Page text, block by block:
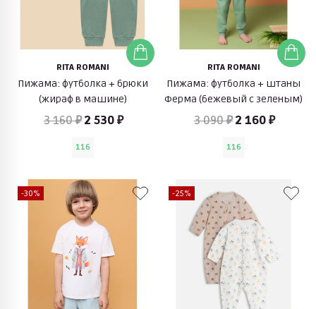
RITA ROMANI
Пижама: футболка + брюки
(жираф в машине)
3 160 ₽ 2 530 ₽
116
RITA ROMANI
Пижама: футболка + штаны
Ферма (бежевый с зеленым)
3 090 ₽ 2 160 ₽
116
-30% -25%